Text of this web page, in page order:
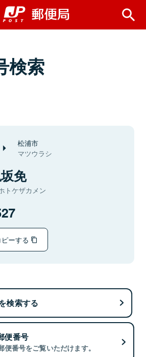
検索
松浦市
マツウラシ
免
トケザカメン
ーする
検索する
便番号
便番号をご覧いただけます。